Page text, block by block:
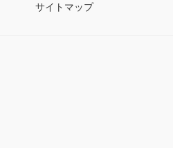
サイトマップ